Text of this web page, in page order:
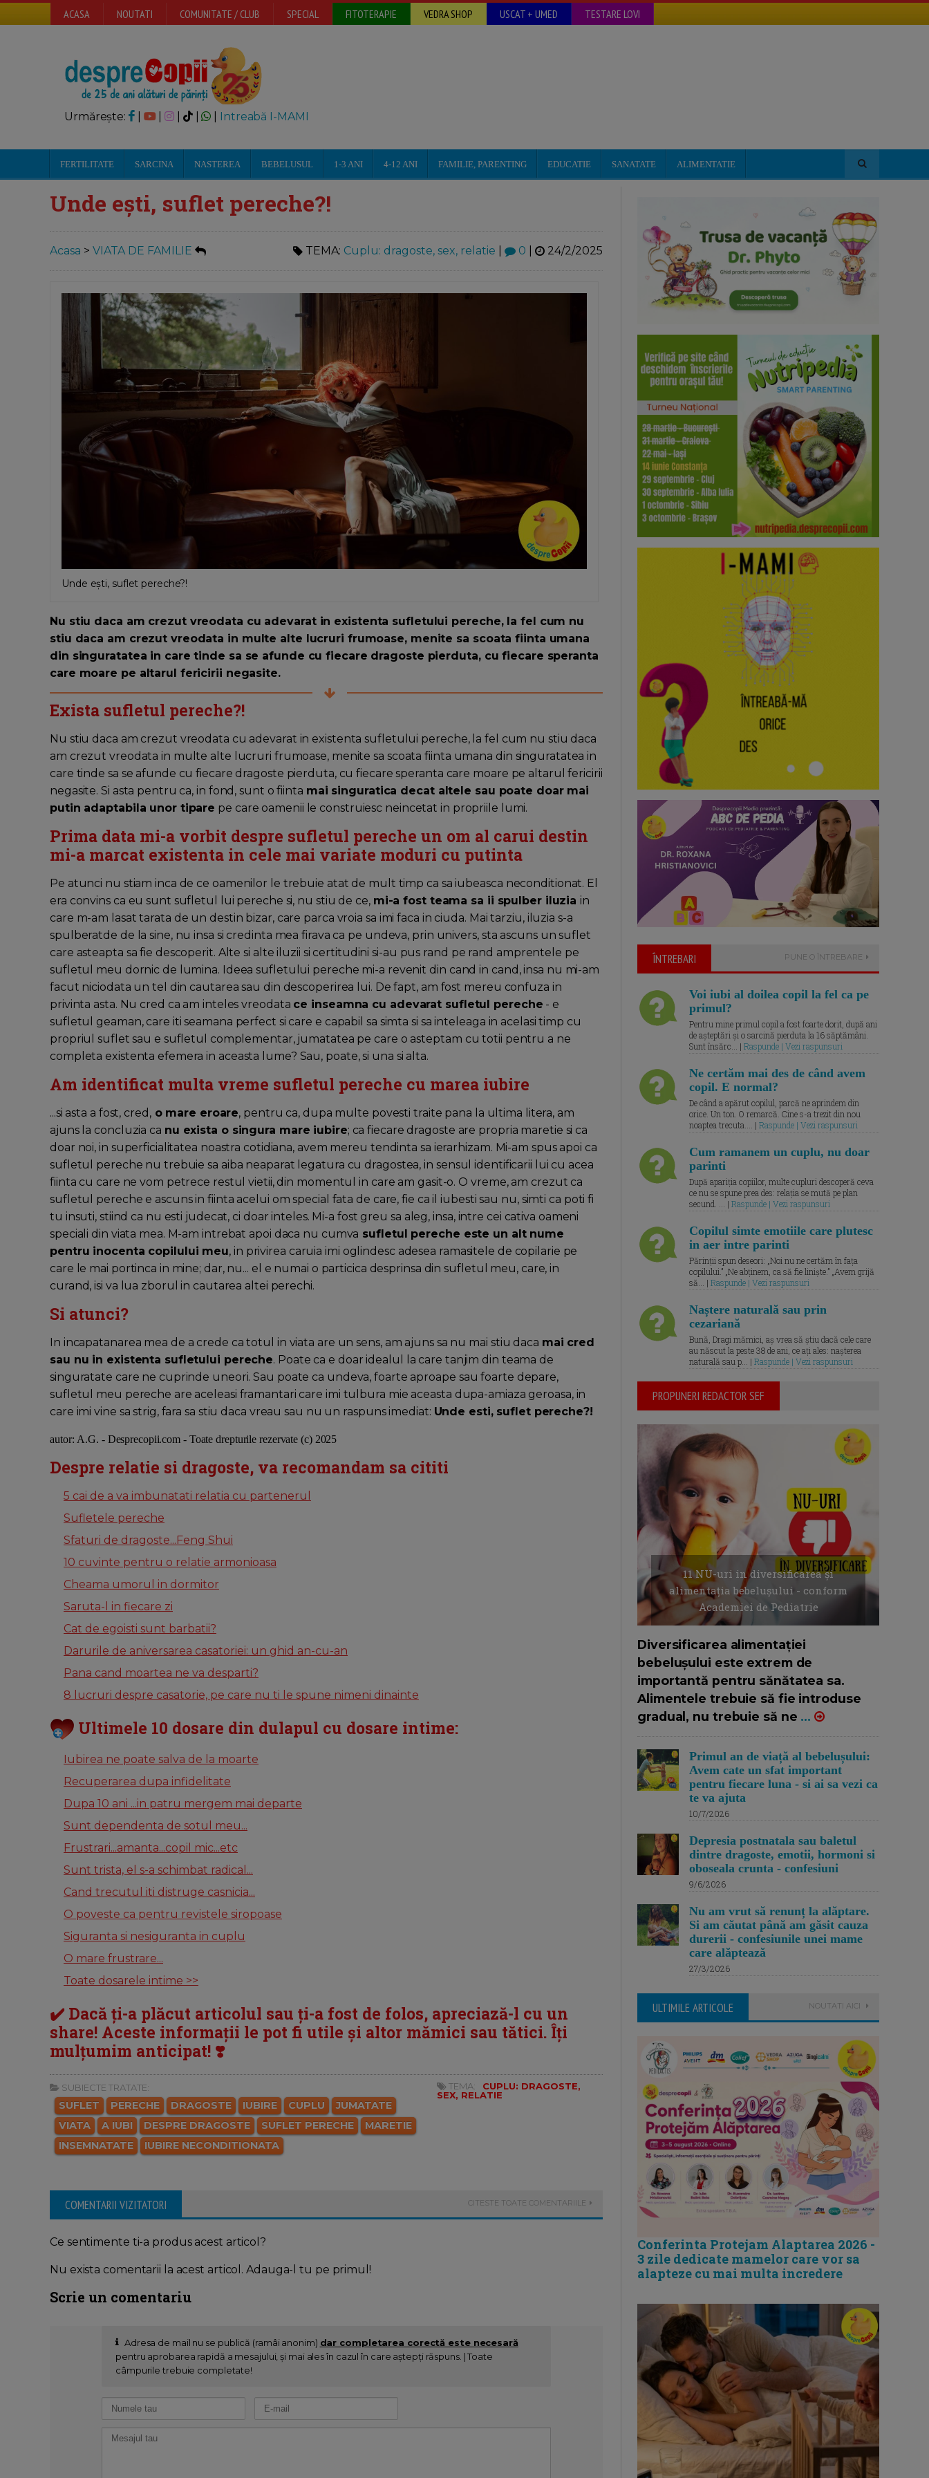
ACASA NOUTATI COMUNITATE / CLUB SPECIAL FITOTERAPIE VEDRA SHOP USCAT + UMED TESTARE LOVI
Urmărește: | | Intreabă I-MAMI
FERTILITATE SARCINA NASTEREA BEBELUSUL 1-3 ANI 4-12 ANI FAMILIE, PARENTING EDUCATIE SANATATE ALIMENTATIE
Unde ești, suflet pereche?!
Acasa > VIATA DE FAMILIE TEMA: Cuplu: dragoste, sex, relatie 0 24/2/2025
Unde ești, suflet pereche?!
Nu stiu daca am crezut vreodata cu adevarat in existenta sufletului pereche, la fel cum nu
stiu daca am crezut vreodata in multe alte lucruri frumoase, menite sa scoata fiinta umana
din singuratatea in care tinde sa se afunde cu fiecare dragoste pierduta, cu fiecare speranta
care moare pe altarul fericirii negasite.
Exista sufletul pereche?!
Nu stiu daca am crezut vreodata cu adevarat in existenta sufletului pereche, la fel cum nu stiu daca
am crezut vreodata in multe alte lucruri frumoase, menite sa scoata fiinta umana din singuratatea in
care tinde sa se afunde cu fiecare dragoste pierduta, cu fiecare speranta care moare pe altarul fericirii
negasite. Si asta pentru ca, in fond, sunt o fiinta mai singuratica decat altele sau poate doar mai
putin adaptabila unor tipare pe care oamenii le construiesc neincetat in propriile lumi.
Prima data mi-a vorbit despre sufletul pereche un om al carui destin
mi-a marcat existenta in cele mai variate moduri cu putinta
Pe atunci nu stiam inca de ce oamenilor le trebuie atat de mult timp ca sa iubeasca neconditionat. El
era convins ca eu sunt sufletul lui pereche si, nu stiu de ce, mi-a fost teama sa ii spulber iluzia in
care m-am lasat tarata de un destin bizar, care parca vroia sa imi faca in ciuda. Mai tarziu, iluzia s-a
spulberatde de la sine, nu insa si credinta mea firava ca pe undeva, prin univers, sta ascuns un suflet
care asteapta sa fie descoperit. Alte si alte iluzii si certitudini si-au pus rand pe rand amprentele pe
sufletul meu dornic de lumina. Ideea sufletului pereche mi-a revenit din cand in cand, insa nu mi-am
facut niciodata un tel din cautarea sau din descoperirea lui. De fapt, am fost mereu confuza in
privinta asta. Nu cred ca am inteles vreodata ce inseamna cu adevarat sufletul pereche - e
sufletul geaman, care iti seamana perfect si care e capabil sa simta si sa inteleaga in acelasi timp cu
propriul suflet sau e sufletul complementar, jumatatea pe care o asteptam cu totii pentru a ne
completa existenta efemera in aceasta lume? Sau, poate, si una si alta.
Am identificat multa vreme sufletul pereche cu marea iubire
...si asta a fost, cred,o mare eroare, pentru ca, dupa multe povesti traite pana la ultima litera, am
ajuns la concluzia ca nu exista o singura mare iubire; ca fiecare dragoste are propria maretie si ca
doar noi, in superficialitatea noastra cotidiana, avem mereu tendinta sa ierarhizam. Mi-am spus apoi ca
sufletul pereche nu trebuie sa aiba neaparat legatura cu dragostea, in sensul identificarii lui cu acea
fiinta cu care ne vom petrece restul vietii, din momentul in care am gasit-o. O vreme, am crezut ca
sufletul pereche e ascuns in fiinta acelui om special fata de care, fie ca il iubesti sau nu, simti ca poti fi
tu insuti, stiind ca nu esti judecat, ci doar inteles. Mi-a fost greu sa aleg, insa, intre cei cativa oameni
speciali din viata mea. M-am intrebat apoi daca nu cumva sufletul pereche este un alt nume
pentru inocenta copilului meu, in privirea caruia imi oglindesc adesea ramasitele de copilarie pe
care le mai portinca in mine; dar, nu... el e numai o particica desprinsa din sufletul meu, care, in
curand, isi va lua zborul in cautarea altei perechi.
Si atunci?
In incapatanarea mea de a crede ca totul in viata are un sens, am ajuns sa nu mai stiu daca mai cred
sau nu in existenta sufletului pereche. Poate ca e doar idealul la care tanjim din teama de
singuratate care ne cuprinde uneori. Sau poate ca undeva, foarte aproape sau foarte depare,
sufletul meu pereche are aceleasi framantari care imi tulbura mie aceasta dupa-amiaza geroasa, in
care imi vine sa strig, fara sa stiu daca vreau sau nu un raspuns imediat: Unde esti, suflet pereche?!
autor: A.G. - Desprecopii.com - Toate drepturile rezervate (c) 2025
Despre relatie si dragoste, va recomandam sa cititi
5 cai de a va imbunatati relatia cu partenerul
Sufletele pereche
Sfaturi de dragoste...Feng Shui
10 cuvinte pentru o relatie armonioasa
Cheama umorul in dormitor
Saruta-l in fiecare zi
Cat de egoisti sunt barbatii?
Darurile de aniversarea casatoriei: un ghid an-cu-an
Pana cand moartea ne va desparti?
8 lucruri despre casatorie, pe care nu ti le spune nimeni dinainte
Ultimele 10 dosare din dulapul cu dosare intime:
Iubirea ne poate salva de la moarte
Recuperarea dupa infidelitate
Dupa 10 ani ...in patru mergem mai departe
Sunt dependenta de sotul meu...
Frustrari...amanta...copil mic...etc
Sunt trista, el s-a schimbat radical...
Cand trecutul iti distruge casnicia...
O poveste ca pentru revistele siropoase
Siguranta si nesiguranta in cuplu
O mare frustrare...
Toate dosarele intime >>
✔️ Dacă ți-a plăcut articolul sau ți-a fost de folos, apreciază-l cu un
share! Aceste informații le pot fi utile și altor mămici sau tătici. Îți
mulțumim anticipat! ❣️
SUBIECTE TRATATE:
SUFLET PERECHE DRAGOSTE IUBIRE CUPLU
JUMATATE
VIATA
A IUBI DESPRE DRAGOSTE SUFLET PERECHE
MARETIE
INSEMNATATE
IUBIRE NECONDITIONATA
TEMA:
CUPLU: DRAGOSTE,
SEX, RELATIE
COMENTARII VIZITATORI CITESTE TOATE COMENTARIILE
Ce sentimente ti-a produs acest articol?
Nu exista comentarii la acest articol. Adauga-l tu pe primul!
Scrie un comentariu
Adresa de mail nu se publică (ramâi anonim) dar completarea corectă este necesară
pentru aprobarea rapidă a mesajului, și mai ales în cazul în care aștepți răspuns. | Toate
câmpurile trebuie completate!
ÎNTREBARI PUNE O ÎNTREBARE
Voi iubi al doilea copil la fel ca pe
primul?
Pentru mine primul copil a fost foarte dorit, după ani
de așteptări și o sarcină pierduta la 16 săptămâni.
Sunt însărc... | Raspunde | Vezi raspunsuri
Ne certăm mai des de când avem
copil. E normal?
De când a apărut copilul, parcă ne aprindem din
orice. Un ton. O remarcă. Cine s-a trezit din nou
noaptea trecuta.... | Raspunde | Vezi raspunsuri
Cum ramanem un cuplu, nu doar
parinti
După apariția copiilor, multe cupluri descoperă ceva
ce nu se spune prea des: relația se mută pe plan
secund. ... | Raspunde | Vezi raspunsuri
Copilul simte emotiile care plutesc
in aer intre parinti
Părinții spun deseori: „Noi nu ne certăm în fața
copilului.” „Ne abținem, ca să fie liniște.” „Avem grijă
să... | Raspunde | Vezi raspunsuri
Naștere naturală sau prin
cezariană
Bună, Dragi mămici, aș vrea să știu dacă cele care
au născut la peste 38 de ani, ce ați ales: nașterea
naturală sau p... | Raspunde | Vezi raspunsuri
PROPUNERI REDACTOR SEF
11 NU-uri in diversificarea și
alimentația bebelușului - conform
Academiei de Pediatrie
Diversificarea alimentației
bebelușului este extrem de
importantă pentru sănătatea sa.
Alimentele trebuie să fie introduse
gradual, nu trebuie să ne ...
Primul an de viață al bebelușului:
Avem cate un sfat important
pentru fiecare luna - si ai sa vezi ca
te va ajuta
10/7/2026
Depresia postnatala sau baletul
dintre dragoste, emotii, hormoni si
oboseala crunta - confesiuni
9/6/2026
Nu am vrut să renunț la alăptare.
Si am căutat până am găsit cauza
durerii - confesiunile unei mame
care alăptează
27/3/2026
ULTIMILE ARTICOLE NOUTATI AICI
Conferinta Protejam Alaptarea 2026 -
3 zile dedicate mamelor care vor sa
alapteze cu mai multa incredere